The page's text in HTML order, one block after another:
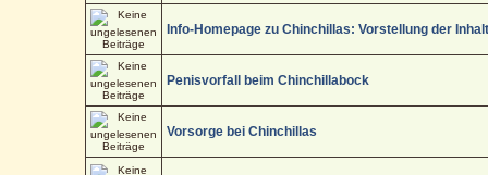
Info-Homepage zu Chinchillas: Vorstellung der
Penisvorfall beim Chinchillabock
Vorsorge bei Chinchillas